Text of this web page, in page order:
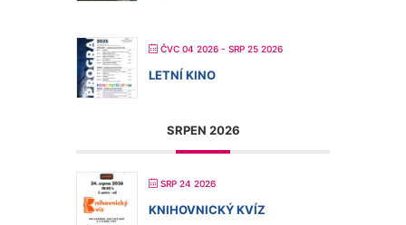
ČVC 04 2026 - SRP 25 2026
LETNÍ KINO
SRPEN 2026
SRP 24 2026
KNIHOVNICKÝ KVÍZ